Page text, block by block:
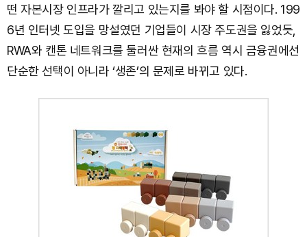
떤 자본시장 인프라가 깔리고 있는지를 봐야 할 시점이다. 199
6년 인터넷 도입을 망설였던 기업들이 시장 주도권을 잃었듯,
RWA와 캔톤 네트워크를 둘러싼 현재의 흐름 역시 금융권에선
단순한 선택이 아니라 ‘생존’의 문제로 바뀌고 있다.